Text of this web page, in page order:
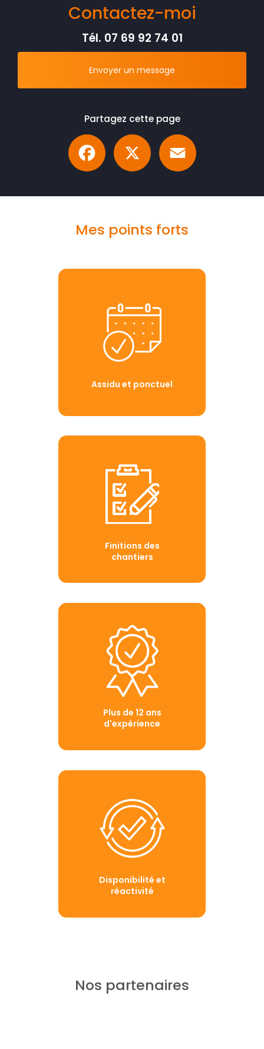
Contactez-moi
Tél. 07 69 92 74 01
Envoyer un message
Partagez cette page
Facebook
Mes points forts
Assidu et ponctuel
Finitions des
chantiers
Plus de 12 ans
d'expérience
Disponibilité et
réactivité
Nos partenaires